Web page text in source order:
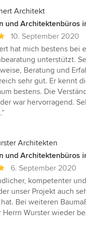
Architekt
und Architektenbüros
10. September 2020
hat mich bestens bei
unterstützt.
Beratung und
sehr gut. Er kennt
bestens. Die
war hervorragend.
Architekten
und Architektenbüros
6. September 2020
kompetenter
unser Projekt auch
Bei weiteren
Wurster wieder